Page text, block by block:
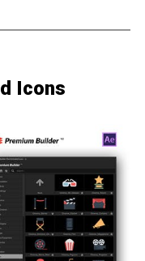
Icons